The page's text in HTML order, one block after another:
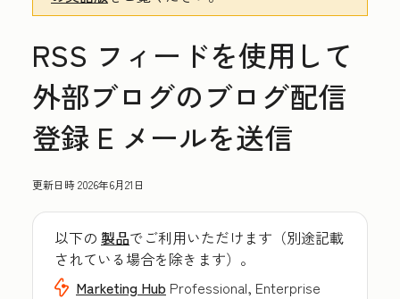
RSS フィードを使用して
外部ブログのブログ配信
登録 E メールを送信
更新日時2026年6月21日
以下の 製品でご利用いただけます（別途記載
されている場合を除きます）。
Marketing Hub Professional, Enterprise